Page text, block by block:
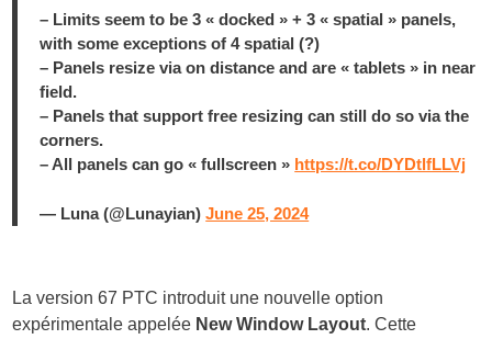
– Limits seem to be 3 « docked » + 3 « spatial » panels,
with some exceptions of 4 spatial (?)
– Panels resize via on distance and are « tablets » in near
field.
– Panels that support free resizing can still do so via the
corners.
– All panels can go « fullscreen » https://t.co/DYDtlfLLVj
— Luna (@Lunayian)June 25, 2024
La version 67 PTC introduit une nouvelle option
expérimentale appelée New Window Layout. Cette